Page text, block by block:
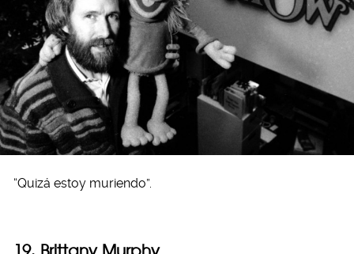
“Quizá estoy muriendo”.